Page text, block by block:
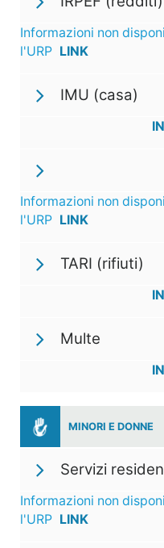
Informazioni non
l'URP LINK
IMU (casa)
Informazioni non
l'URP LINK
TARI (rifiuti)
Multe
MINORI E DONNE
Servizi
Informazioni non
l'URP LINK